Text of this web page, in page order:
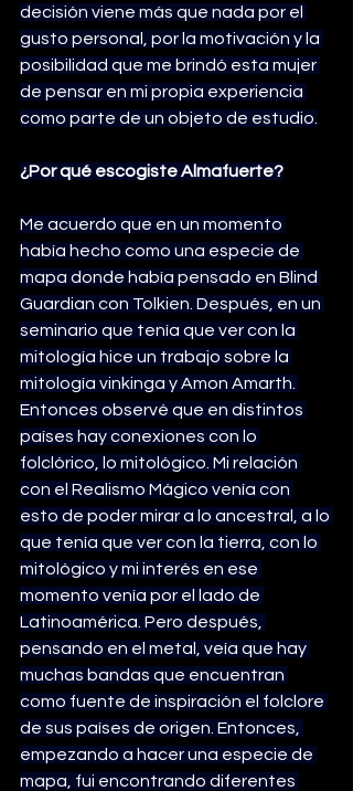
decisión viene más que nada por el
gusto personal, por la motivación y la
posibilidad que me brindó esta mujer
de pensar en mi propia experiencia
como parte de un objeto de estudio.
¿Por qué escogiste Almafuerte?
Me acuerdo que en un momento
había hecho como una especie de
mapa donde había pensado en Blind
Guardian con Tolkien. Después, en un
seminario que tenía que ver con la
mitología hice un trabajo sobre la
mitología vinkinga y Amon Amarth.
Entonces observé que en distintos
países hay conexiones con lo
folclórico, lo mitológico. Mi relación
con el Realismo Mágico venía con
esto de poder mirar a lo ancestral, a lo
que tenía que ver con la tierra, con lo
mitológico y mi interés en ese
momento venía por el lado de
Latinoamérica. Pero después,
pensando en el metal, veía que hay
muchas bandas que encuentran
como fuente de inspiración el folclore
de sus países de origen. Entonces,
empezando a hacer una especie de
mapa, fui encontrando diferentes